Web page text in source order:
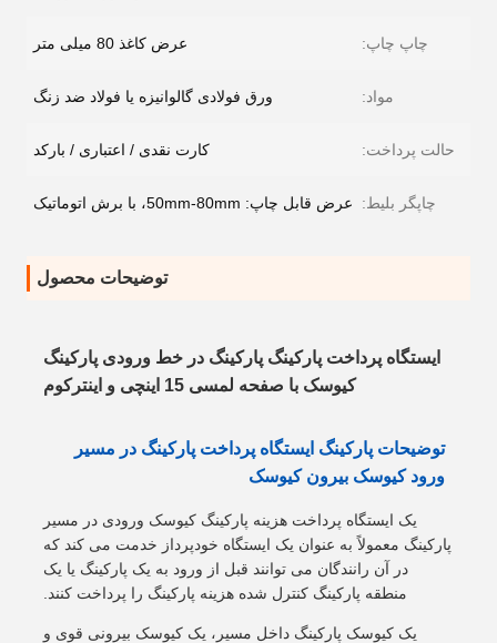
چاپ چاپ: عرض کاغذ 80 میلی متر
مواد: ورق فولادی گالوانیزه یا فولاد ضد زنگ
حالت پرداخت: کارت نقدی / اعتباری / بارکد
چاپگر بلیط: عرض قابل چاپ: 50mm-80mm، با برش اتوماتیک
توضیحات محصول
ایستگاه پرداخت پارکینگ پارکینگ در خط ورودی پارکینگ
کیوسک با صفحه لمسی 15 اینچی و اینترکوم
توضیحات پارکینگ ایستگاه پرداخت پارکینگ در مسیر
ورود کیوسک بیرون کیوسک
یک ایستگاه پرداخت هزینه پارکینگ کیوسک ورودی در مسیر
پارکینگ معمولاً به عنوان یک ایستگاه خودپرداز خدمت می کند که
در آن رانندگان می توانند قبل از ورود به یک پارکینگ یا یک
منطقه پارکینگ کنترل شده هزینه پارکینگ را پرداخت کنند.
یک کیوسک پارکینگ داخل مسیر، یک کیوسک بیرونی قوی و